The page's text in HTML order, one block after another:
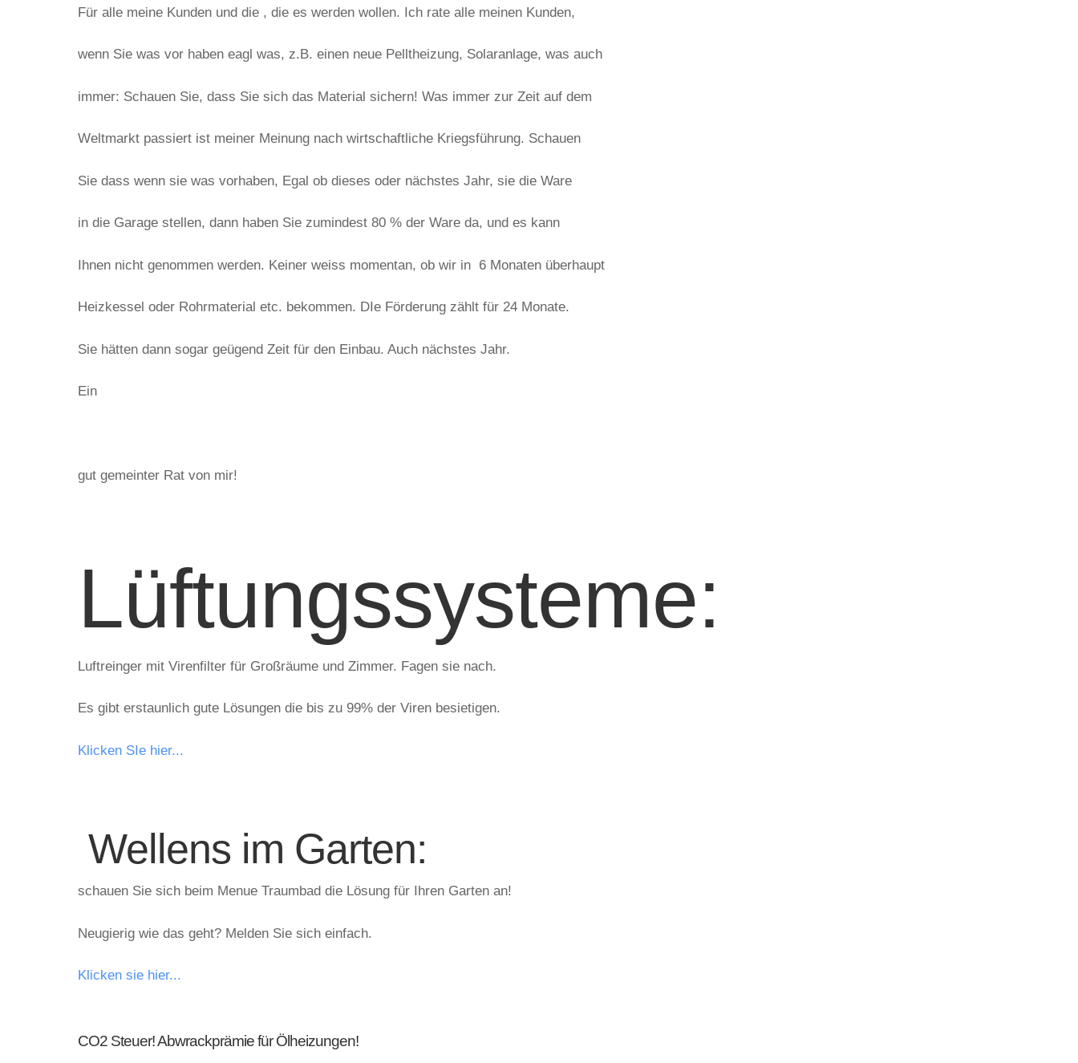
Für alle meine Kunden und die , die es werden wollen. Ich rate alle meinen Kunden,
wenn Sie was vor haben eagl was, z.B. einen neue Pelltheizung, Solaranlage, was auch
immer: Schauen Sie, dass Sie sich das Material sichern! Was immer zur Zeit auf dem
Weltmarkt passiert ist meiner Meinung nach wirtschaftliche Kriegsführung. Schauen
Sie dass wenn sie was vorhaben, Egal ob dieses oder nächstes Jahr, sie die Ware
in die Garage stellen, dann haben Sie zumindest 80 % der Ware da, und es kann
Ihnen nicht genommen werden. Keiner weiss momentan, ob wir in 6 Monaten überhaupt
Heizkessel oder Rohrmaterial etc. bekommen. DIe Förderung zählt für 24 Monate.
Sie hätten dann sogar geügend Zeit für den Einbau. Auch nächstes Jahr.
Ein
gut gemeinter Rat von mir!
Lüftungssysteme:
Luftreinger mit Virenfilter für Großräume und Zimmer. Fagen sie nach.
Es gibt erstaunlich gute Lösungen die bis zu 99% der Viren besietigen.
Klicken SIe hier...
Wellens im Garten:
schauen Sie sich beim Menue Traumbad die Lösung für Ihren Garten an!
Neugierig wie das geht? Melden Sie sich einfach.
Klicken sie hier...
CO2 Steuer! Abwrackprämie für Ölheizungen!